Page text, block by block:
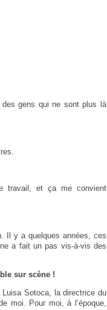
gens qui ne sont plus là
travail, et ça me convient
Il y a quelques années, ces
a fait un pas vis-à-vis des
sur scène !
Sotoca, la directrice du
moi. Pour moi, à l’époque,